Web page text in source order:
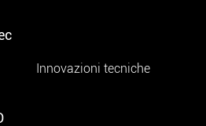
Innovazioni tecniche